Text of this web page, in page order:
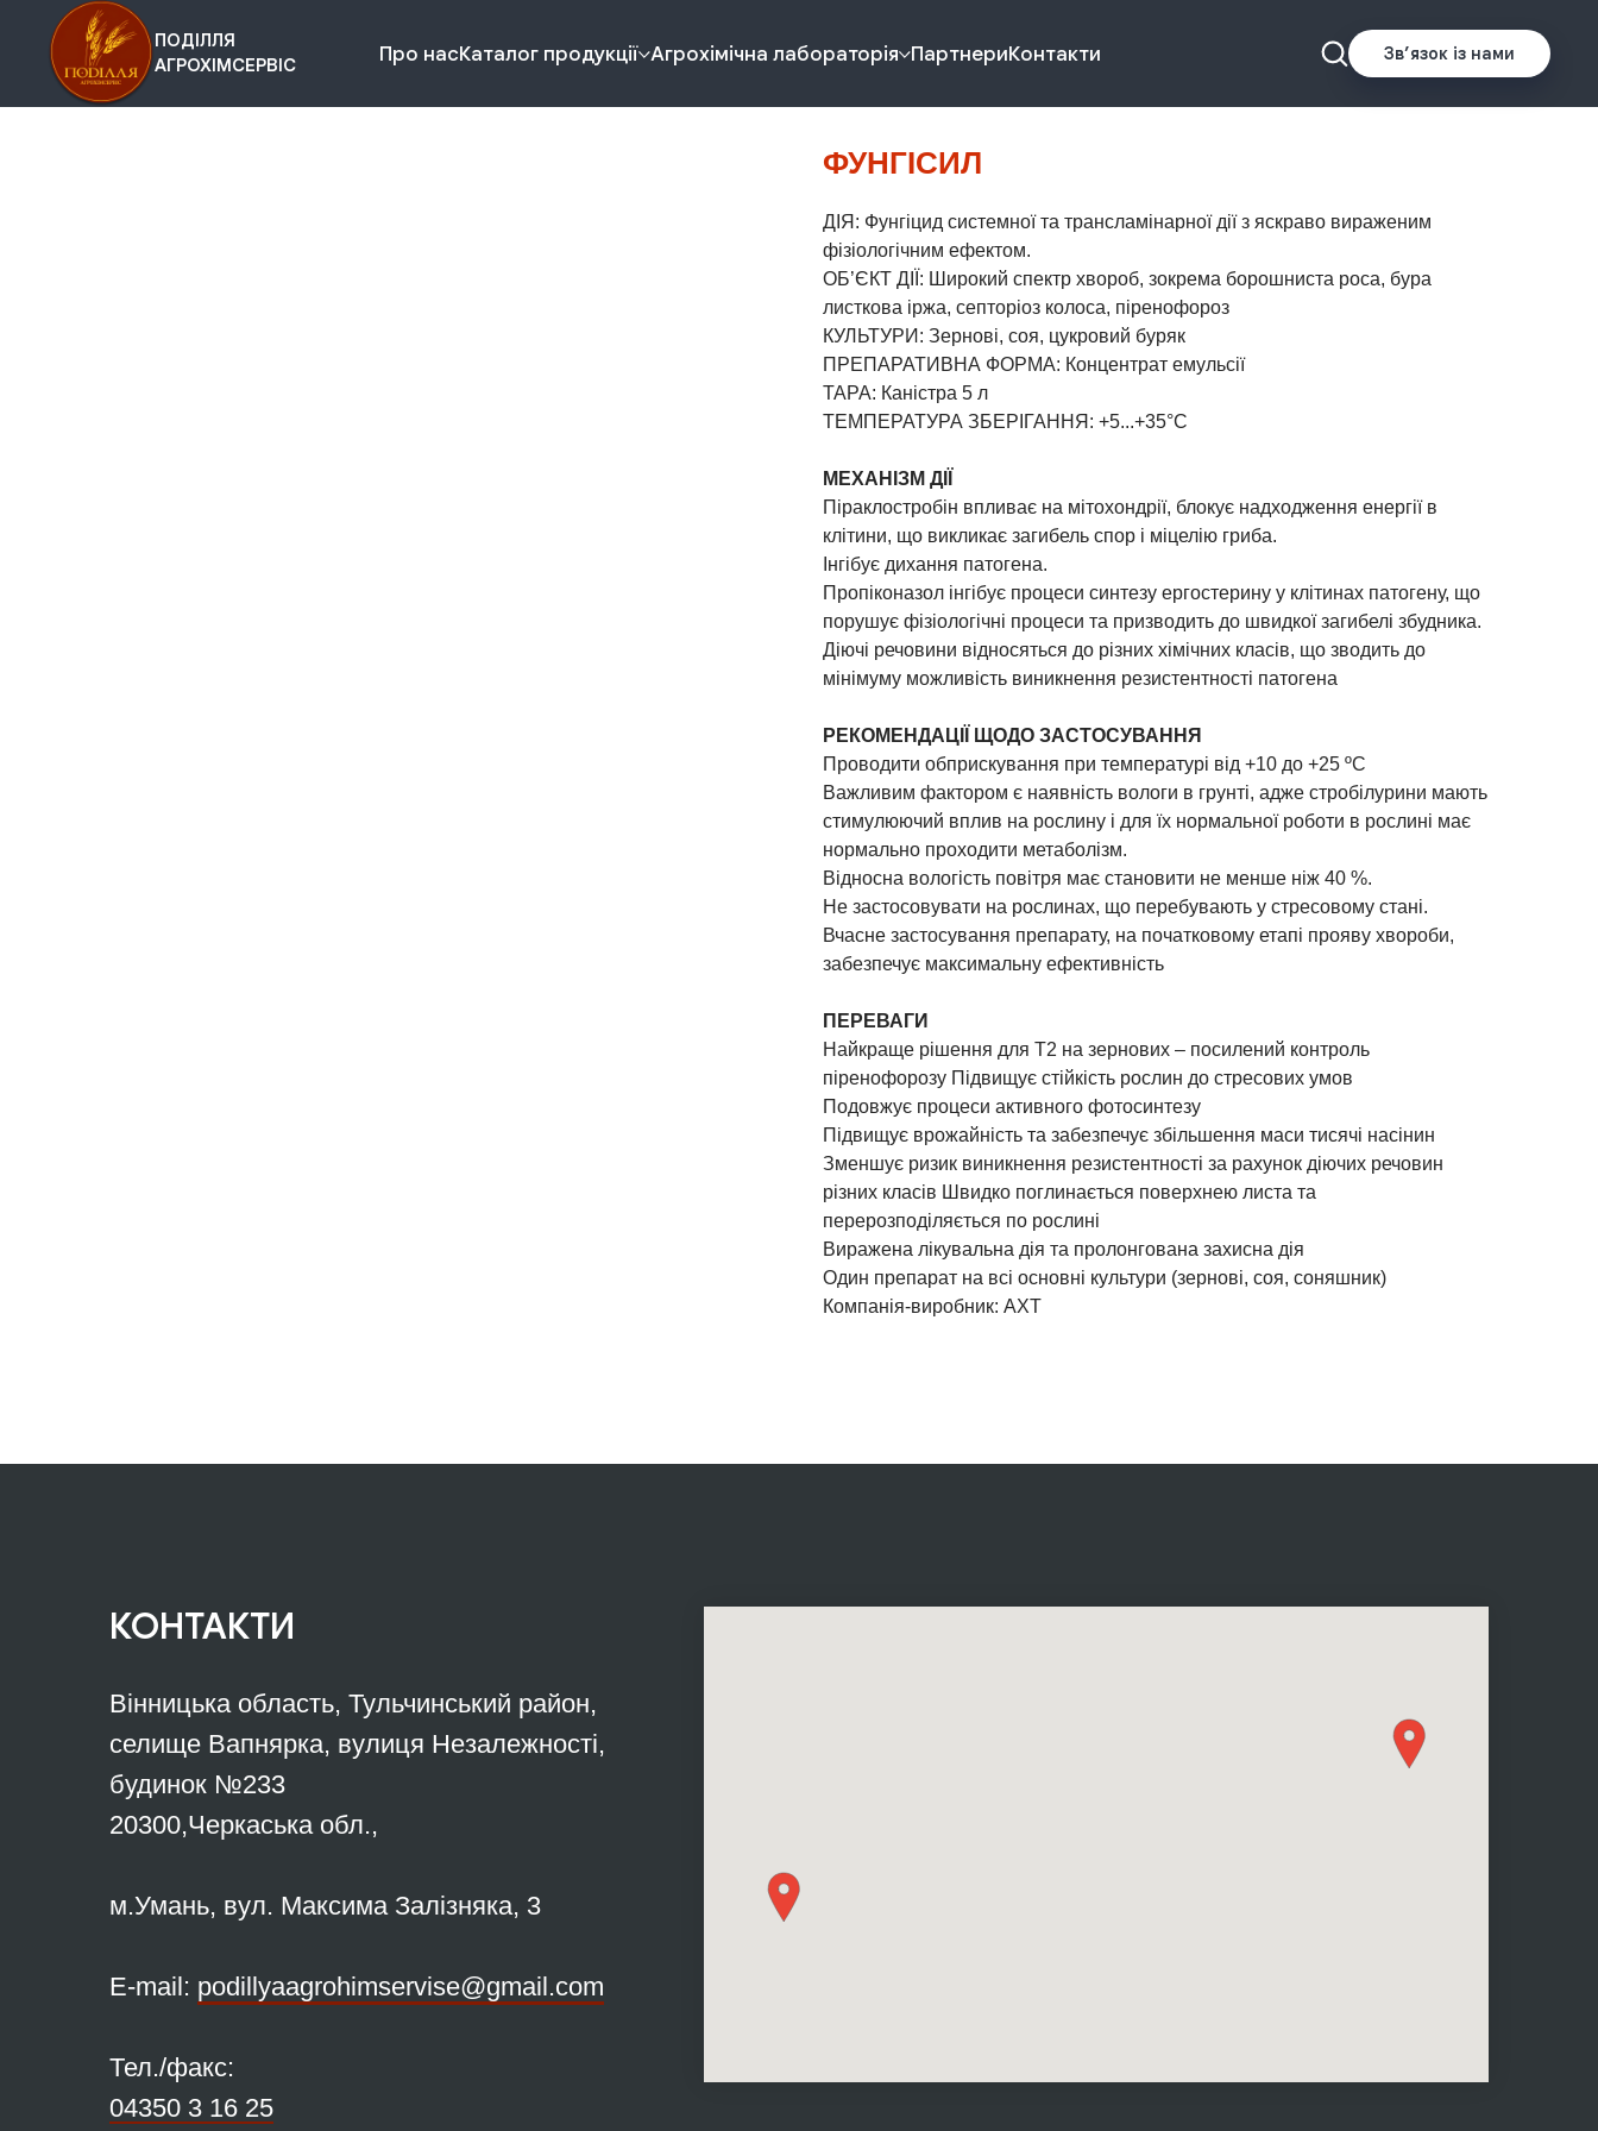
ПОДІЛЛЯ
АГРОХІМСЕРВІС
Про насКаталог продукції Агрохімічна лабораторія ПартнериКонтакти Звʼязок із нами
ФУНГІСИЛ
ДІЯ: Фунгіцид системної та трансламінарної дії з яскраво вираженим
фізіологічним ефектом.
ОБ’ЄКТ ДІЇ: Широкий спектр хвороб, зокрема борошниста роса, бура
листкова іржа, септоріоз колоса, піренофороз
КУЛЬТУРИ: Зернові, соя, цукровий буряк
ПРЕПАРАТИВНА ФОРМА: Концентрат емульсії
ТАРА: Каністра 5 л
ТЕМПЕРАТУРА ЗБЕРІГАННЯ: +5...+35°С
МЕХАНІЗМ ДІЇ
Піраклостробін впливає на мітохондрії, блокує надходження енергії в
клітини, що викликає загибель спор і міцелію гриба.
Інгібує дихання патогена.
Пропіконазол інгібує процеси синтезу ергостерину у клітинах патогену, що
порушує фізіологічні процеси та призводить до швидкої загибелі збудника.
Діючі речовини відносяться до різних хімічних класів, що зводить до
мінімуму можливість виникнення резистентності патогена
РЕКОМЕНДАЦІЇ ЩОДО ЗАСТОСУВАННЯ
Проводити обприскування при температурі від +10 до +25 ºC
Важливим фактором є наявність вологи в грунті, адже стробілурини мають
стимулюючий вплив на рослину і для їх нормальної роботи в рослині має
нормально проходити метаболізм.
Відносна вологість повітря має становити не менше ніж 40 %.
Не застосовувати на рослинах, що перебувають у стресовому стані.
Вчасне застосування препарату, на початковому етапі прояву хвороби,
забезпечує максимальну ефективність
ПЕРЕВАГИ
Найкраще рішення для Т2 на зернових – посилений контроль
піренофорозу Підвищує стійкість рослин до стресових умов
Подовжує процеси активного фотосинтезу
Підвищує врожайність та забезпечує збільшення маси тисячі насінин
Зменшує ризик виникнення резистентності за рахунок діючих речовин
різних класів Швидко поглинається поверхнею листа та
перерозподіляється по рослині
Виражена лікувальна дія та пролонгована захисна дія
Один препарат на всі основні культури (зернові, соя, соняшник)
Компанія-виробник: AXT
КОНТАКТИ
Вінницька область, Тульчинський район,
селище Вапнярка, вулиця Незалежності,
будинок №233
20300,Черкаська обл.,
м.Умань, вул. Максима Залізняка, 3
Е-mail: podillyaagrohimservise@gmail.com
Тел./факс:
04350 3 16 25